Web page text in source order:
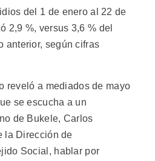
del 1 de enero al 22 de
2,9 %, versus 3,6 % del
anterior, según cifras
reveló a mediados de mayo
se escucha a un
de Bukele, Carlos
la Dirección de
Social, hablar por